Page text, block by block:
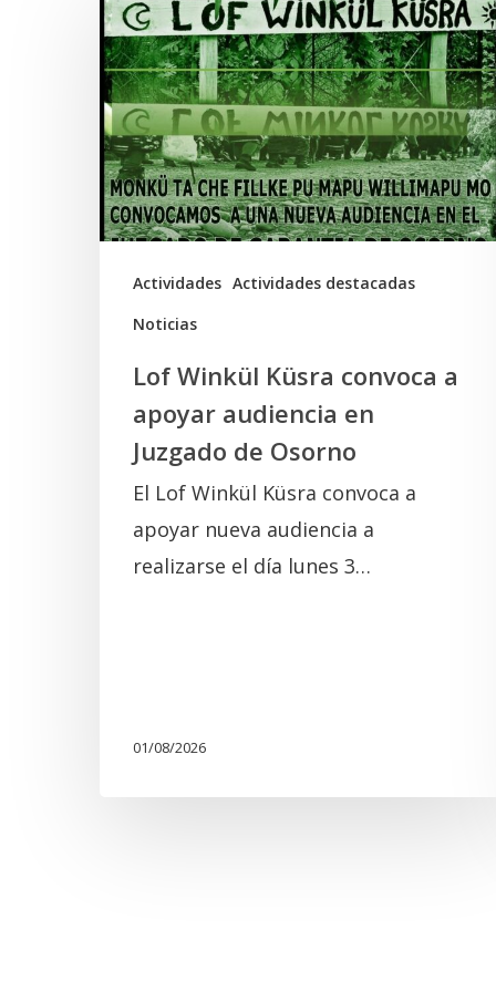
Actividades Actividades destacadas
Noticias
Winkül
Küsra
convoca
a
apoyar
audiencia
en
Juzgado
Lof Winkül Küsra convoca a
apoyar audiencia en
Juzgado de Osorno
El Lof Winkül Küsra convoca a
apoyar nueva audiencia a
realizarse el día lunes 3…
01/08/2026